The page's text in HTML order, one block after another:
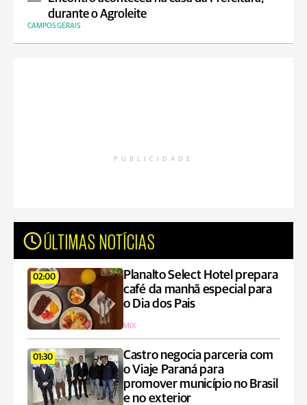
durante o Agroleite
CAMPOS GERAIS
PUBLICIDADE
ÚLTIMAS NOTÍCIAS
02:00
Planalto Select Hotel prepara
café da manhã especial para
o Dia dos Pais
MIX
01:30
Castro negocia parceria com
o Viaje Paraná para
promover município no Brasil
e no exterior